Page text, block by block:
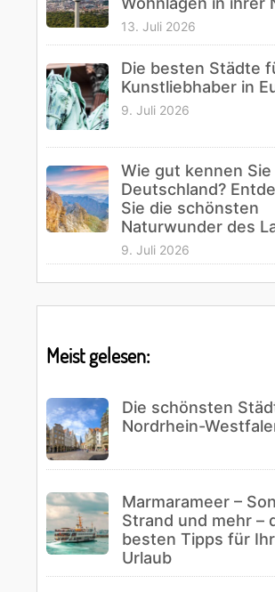
13. Juli 2026
Die besten Städte
Kunstliebhaber in
9. Juli 2026
Wie gut kennen Sie
Deutschland?
Sie die schönsten
Naturwunder des
9. Juli 2026
Meist gelesen:
Die schönsten
Nordrhein-
Marmarameer –
Strand und mehr –
besten Tipps für
Urlaub